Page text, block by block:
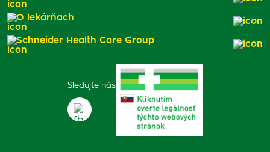
Sledujte nás
O lekárňach
Schneider Health Care Group